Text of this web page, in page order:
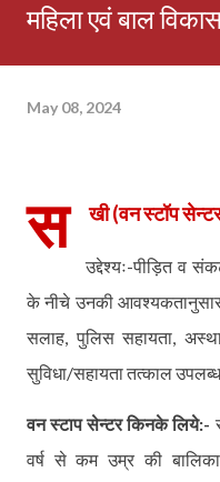
महिला एवं बाल
May 08, 2024
स खी (वन स्टॉप
उद्देश्यः-पीड़ित व
के नीचे उनकी आवश्यकतानुसार
सलाह ,पुलिस सहायता
सुविधा/सहायता तत्काल
वन स्टाप सेन्टर किनके लिये:-
वर्ष से कम उम्र की